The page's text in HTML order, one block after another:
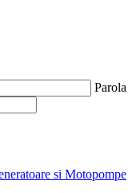
Parola